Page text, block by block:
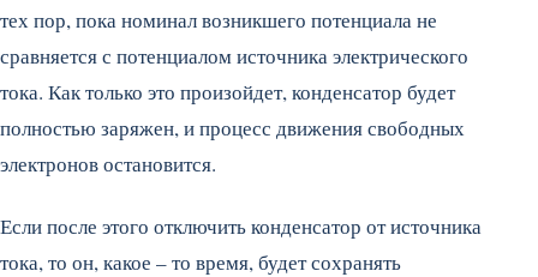
тех пор, пока номинал возникшего потенциала не
сравняется с потенциалом источника электрического
тока. Как только это произойдет, конденсатор будет
полностью заряжен, и процесс движения свободных
электронов остановится.
Если после этого отключить конденсатор от источника
тока, то он, какое – то время, будет сохранять